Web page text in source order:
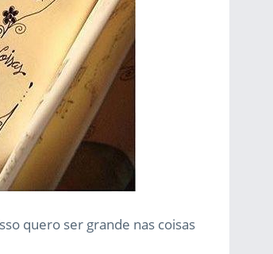
quero ser grande nas coisas